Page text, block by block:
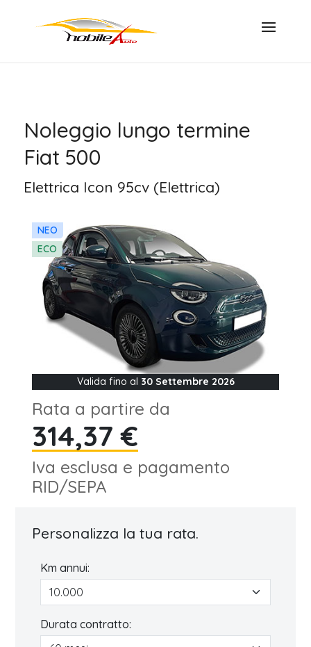
Noleggio lungo termine
Fiat 500
Elettrica Icon 95cv (Elettrica)
NEO
ECO
Valida fino al 30 Settembre 2026
Rata a partire da
314,37 €
Iva esclusa e pagamento
RID/SEPA
Personalizza la tua rata.
Km annui:
Durata contratto: